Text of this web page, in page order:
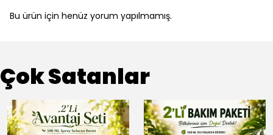
Bu ürün için henüz yorum yapılmamış.
Çok Satanlar